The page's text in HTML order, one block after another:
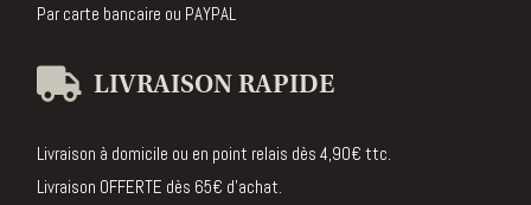
Par carte bancaire ou PAYPAL
LIVRAISON RAPIDE
Livraison à domicile ou en point relais dès 4,90€ ttc.
Livraison OFFERTE dès 65€ d’achat.